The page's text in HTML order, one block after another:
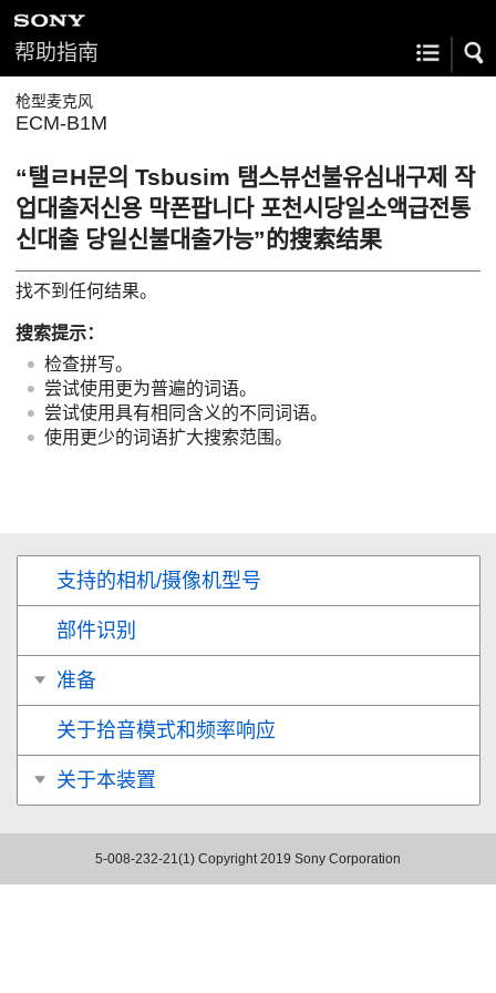
帮助指南
枪型麦克风
ECM-B1M
“탤ㄹH문의 Tsbusim 탬스뷰선불유심내구제 작
업대출저신용 막폰팝니다 포천시당일소액급전통
신대출 당일신불대출가능”的搜索结果
找不到任何结果。
搜索提示：
检查拼写。
尝试使用更为普遍的词语。
尝试使用具有相同含义的不同词语。
使用更少的词语扩大搜索范围。
支持的相机/摄像机型号
部件识别
准备
关于拾音模式和频率响应
关于本装置
5-008-232-21(1) Copyright 2019 Sony Corporation